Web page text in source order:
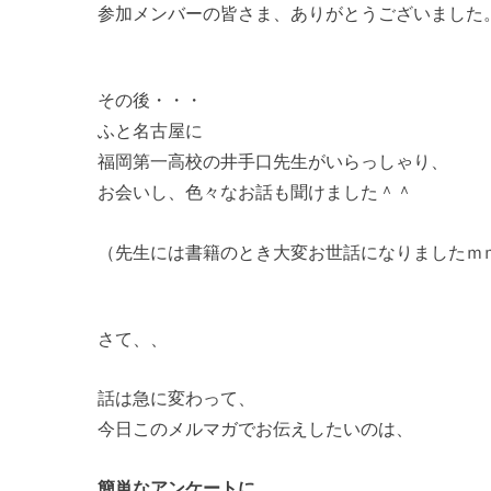
参加メンバーの皆さま、ありがとうございました
その後・・・
ふと名古屋に
福岡第一高校の井手口先生がいらっしゃり、
お会いし、色々なお話も聞けました＾＾
（先生には書籍のとき大変お世話になりましたｍ
さて、、
話は急に変わって、
今日このメルマガでお伝えしたいのは、